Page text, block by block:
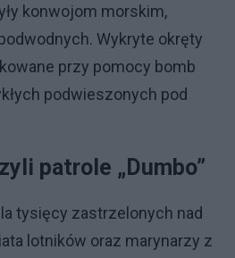
konwojom morskim,
Wykryte okręty
przy pomocy bomb
podwieszonych pod
patrole „Dumbo”
tysięcy zastrzelonych nad
lotników oraz marynarzy z